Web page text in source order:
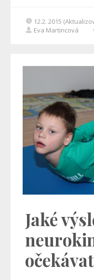
12.2. 2015
Eva Martincová
Jaké